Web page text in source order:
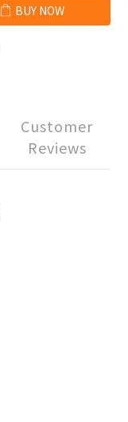
BUY NOW
Customer
Reviews